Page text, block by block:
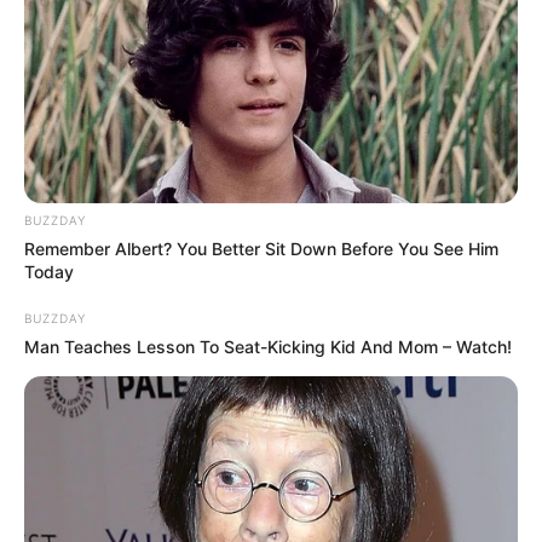
BUZZDAY
Remember Albert? You Better Sit Down Before You See Him
Today
BUZZDAY
Man Teaches Lesson To Seat-Kicking Kid And Mom – Watch!